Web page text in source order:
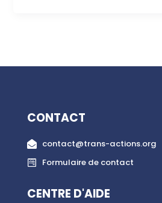
CONTACT
contact@trans-actions.org
Formulaire de contact
CENTRE D'AIDE